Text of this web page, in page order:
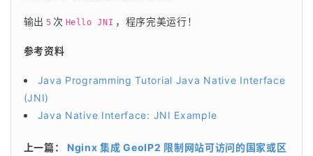
输出 5 次 Hello JNI ，程序完美运行！
参考资料
Java Programming Tutorial Java Native Interface
(JNI)
Java Native Interface: JNI Example
上一篇： Nginx 集成 GeoIP2 限制网站可访问的国家或区